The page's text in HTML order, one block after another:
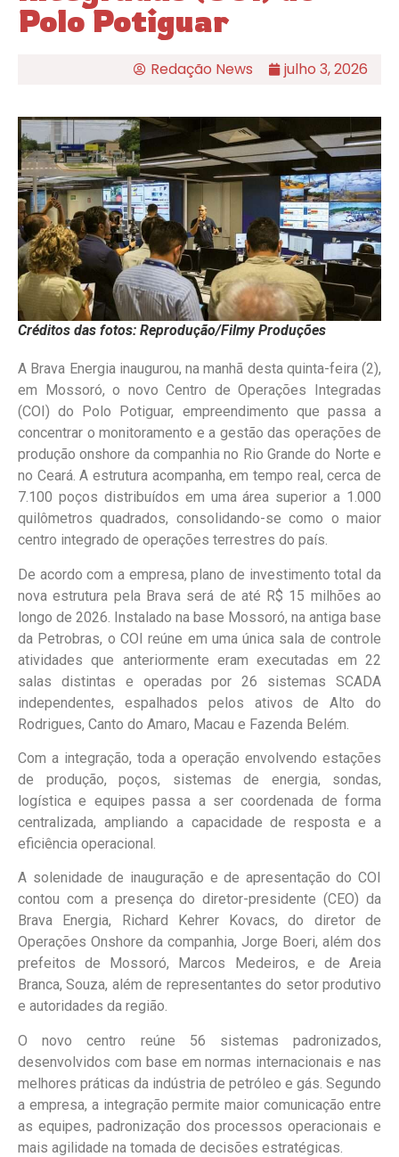
Polo Potiguar
Redação News julho 3, 2026
Créditos das fotos: Reprodução/Filmy Produções
A Brava Energia inaugurou, na manhã desta quinta-feira (2),
em Mossoró, o novo Centro de Operações Integradas
(COI) do Polo Potiguar, empreendimento que passa a
concentrar o monitoramento e a gestão das operações de
produção onshore da companhia no Rio Grande do Norte e
no Ceará. A estrutura acompanha, em tempo real, cerca de
7.100 poços distribuídos em uma área superior a 1.000
quilômetros quadrados, consolidando-se como o maior
centro integrado de operações terrestres do país.
De acordo com a empresa, plano de investimento total da
nova estrutura pela Brava será de até R$ 15 milhões ao
longo de 2026. Instalado na base Mossoró, na antiga base
da Petrobras, o COI reúne em uma única sala de controle
atividades que anteriormente eram executadas em 22
salas distintas e operadas por 26 sistemas SCADA
independentes, espalhados pelos ativos de Alto do
Rodrigues, Canto do Amaro, Macau e Fazenda Belém.
Com a integração, toda a operação envolvendo estações
de produção, poços, sistemas de energia, sondas,
logística e equipes passa a ser coordenada de forma
centralizada, ampliando a capacidade de resposta e a
eficiência operacional.
A solenidade de inauguração e de apresentação do COI
contou com a presença do diretor-presidente (CEO) da
Brava Energia, Richard Kehrer Kovacs, do diretor de
Operações Onshore da companhia, Jorge Boeri, além dos
prefeitos de Mossoró, Marcos Medeiros, e de Areia
Branca, Souza, além de representantes do setor produtivo
e autoridades da região.
O novo centro reúne 56 sistemas padronizados,
desenvolvidos com base em normas internacionais e nas
melhores práticas da indústria de petróleo e gás. Segundo
a empresa, a integração permite maior comunicação entre
as equipes, padronização dos processos operacionais e
mais agilidade na tomada de decisões estratégicas.